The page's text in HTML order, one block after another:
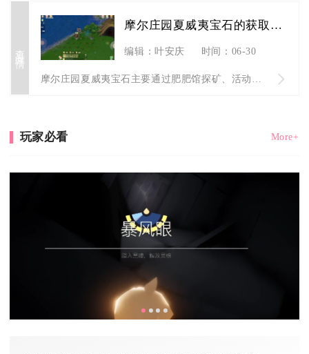
查看详情
摩尔庄园夏威夷宝石的获取方式是怎样的
编辑：叶安庆 时间：06-30
玩家必看 More+